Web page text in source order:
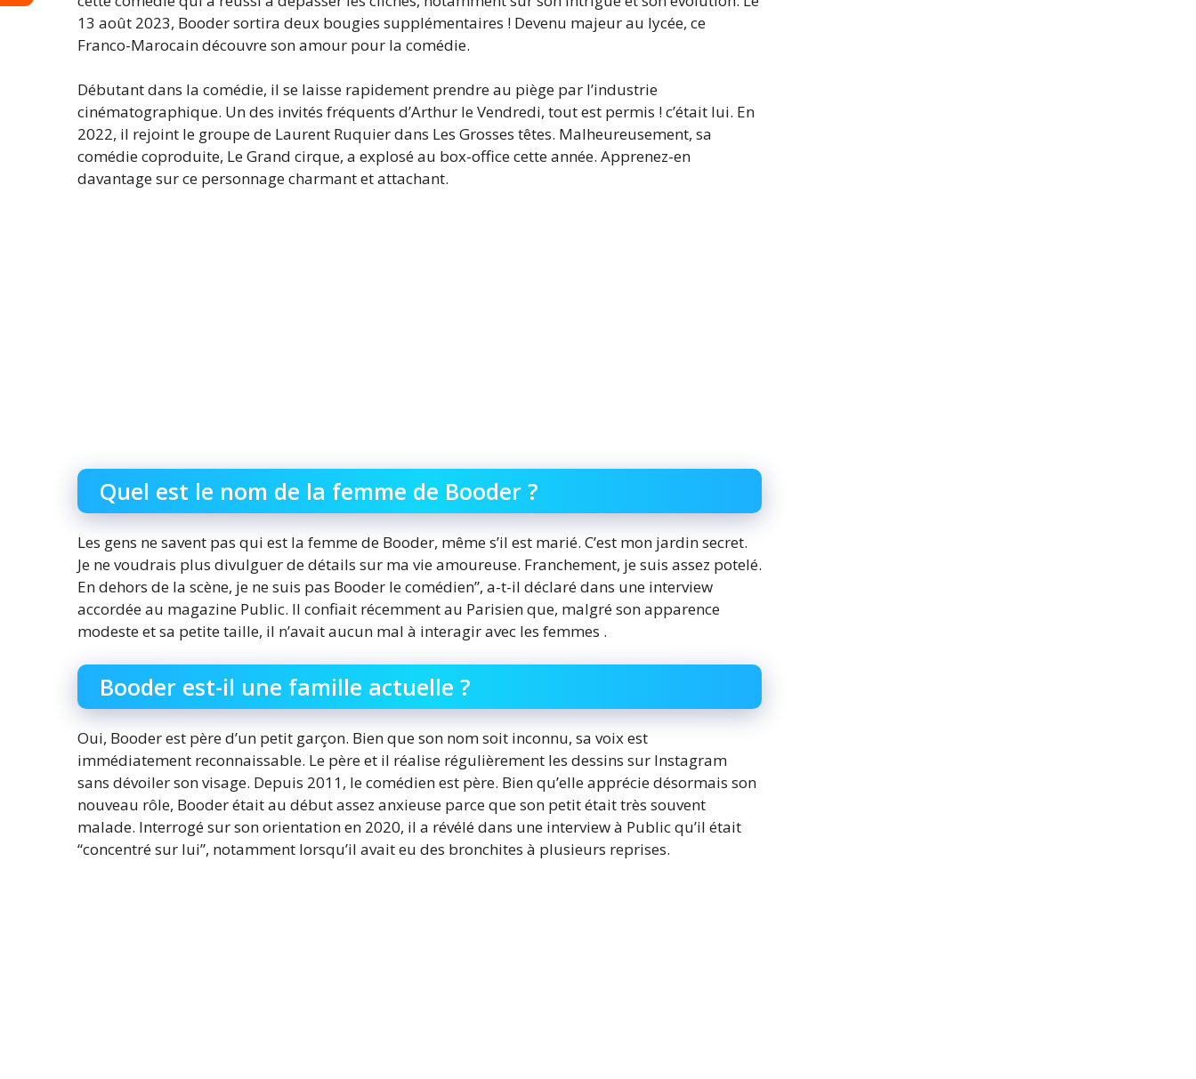
13 août 2023, Booder sortira deux bougies supplémentaires ! Devenu majeur au lycée, ce
Franco-Marocain découvre son amour pour la comédie.
Débutant dans la comédie, il se laisse rapidement prendre au piège par l’industrie
cinématographique. Un des invités fréquents d’Arthur le Vendredi, tout est permis ! c’était lui. En
2022, il rejoint le groupe de Laurent Ruquier dans Les Grosses têtes. Malheureusement, sa
comédie coproduite, Le Grand cirque, a explosé au box-office cette année. Apprenez-en
davantage sur ce personnage charmant et attachant.
Quel est le nom de la femme de Booder ?
Les gens ne savent pas qui est la femme de Booder, même s’il est marié. C’est mon jardin secret.
Je ne voudrais plus divulguer de détails sur ma vie amoureuse. Franchement, je suis assez potelé.
En dehors de la scène, je ne suis pas Booder le comédien”, a-t-il déclaré dans une interview
accordée au magazine Public. Il confiait récemment au Parisien que, malgré son apparence
modeste et sa petite taille, il n’avait aucun mal à interagir avec les femmes .
Booder est-il une famille actuelle ?
Oui, Booder est père d’un petit garçon. Bien que son nom soit inconnu, sa voix est
immédiatement reconnaissable. Le père et il réalise régulièrement les dessins sur Instagram
sans dévoiler son visage. Depuis 2011, le comédien est père. Bien qu’elle apprécie désormais son
nouveau rôle, Booder était au début assez anxieuse parce que son petit était très souvent
malade. Interrogé sur son orientation en 2020, il a révélé dans une interview à Public qu’il était
“concentré sur lui”, notamment lorsqu’il avait eu des bronchites à plusieurs reprises.